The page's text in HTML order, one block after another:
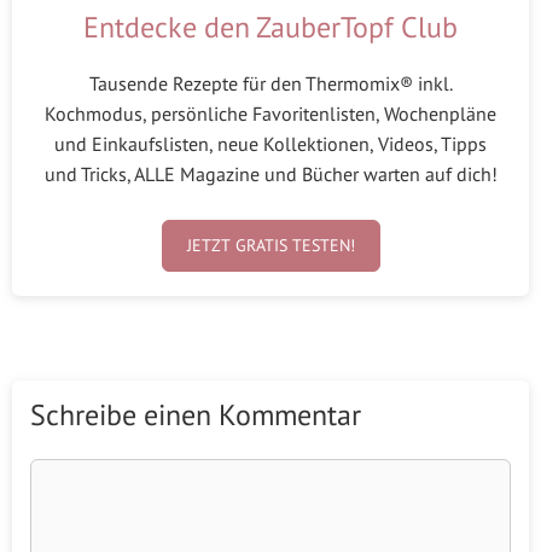
Entdecke den ZauberTopf Club
Tausende Rezepte für den Thermomix® inkl.
Kochmodus, persönliche Favoritenlisten, Wochenpläne
und Einkaufslisten, neue Kollektionen, Videos, Tipps
und Tricks, ALLE Magazine und Bücher warten auf dich!
JETZT GRATIS TESTEN!
Schreibe einen Kommentar
Kommentar